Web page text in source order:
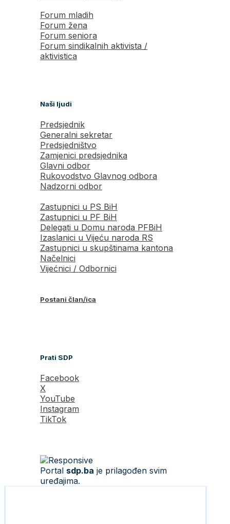
Forum mladih
Forum žena
Forum seniora
Forum sindikalnih aktivista /
aktivistica
Naši ljudi
Predsjednik
Generalni sekretar
Predsjedništvo
Zamjenici predsjednika
Glavni odbor
Rukovodstvo Glavnog odbora
Nadzorni odbor
Zastupnici u PS BiH
Zastupnici u PF BiH
Delegati u Domu naroda PFBiH
Izaslanici u Vijeću naroda RS
Zastupnici u skupštinama kantona
Načelnici
Vijećnici / Odbornici
Postani član/ica
Prati SDP
Facebook
X
YouTube
Instagram
TikTok
Portal sdp.ba je prilagođen svim
uređajima.